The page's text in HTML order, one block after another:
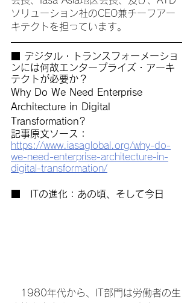
ソリューション社のCEO兼チーフアー
キテクトを担っています。
■ デジタル・トランスフォーメーショ
ンには何故エンタープライズ・アーキ
テクトが必要か？
Why Do We Need Enterprise
Architecture in Digital
Transformation?
記事原文ソース：
https://www.iasaglobal.org/why-do-
we-need-enterprise-architecture-in-
digital-transformation/
■　ITの進化：あの頃、そして今日
1980年代から、IT部門は労働者の生